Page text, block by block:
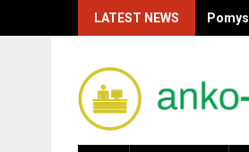
LATEST NEWS